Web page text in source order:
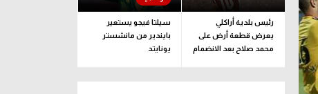
رئيس بلدية أراكلي
يعرض قطعة أرض على
محمد صلاح بعد الانضمام
سيلتا فيجو يستعير
بايندير من مانشستر
يونايتد